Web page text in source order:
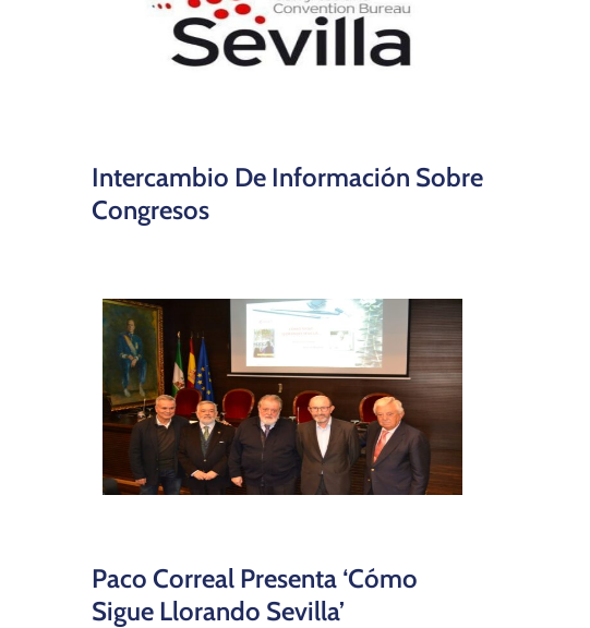
Intercambio De Información Sobre
Congresos
Paco Correal Presenta ‘Cómo
Sigue Llorando Sevilla’